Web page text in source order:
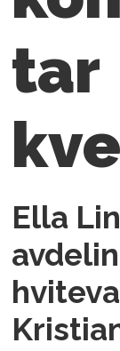
tar
Ella